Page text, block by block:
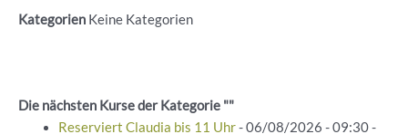
Kategorien Keine Kategorien
Die nächsten Kurse der Kategorie ""
Reserviert Claudia bis 11 Uhr- 06/08/2026 - 09:30 -